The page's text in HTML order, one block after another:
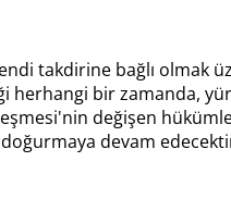
takdirine bağlı olmak
herhangi bir zamanda,
değişen
devam